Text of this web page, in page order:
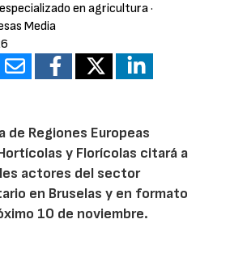
en agricultura·
Media
de Regiones Europeas
y Florícolas citará a
actores del sector
en Bruselas y en formato
10 de noviembre.